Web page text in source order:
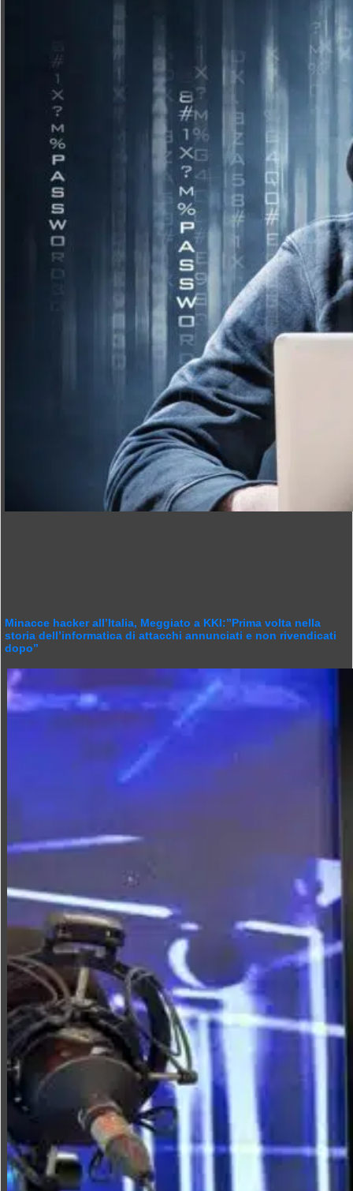
Minacce hacker all’Italia, Meggiato a KKI:”Prima volta nella
storia dell’informatica di attacchi annunciati e non rivendicati
dopo”